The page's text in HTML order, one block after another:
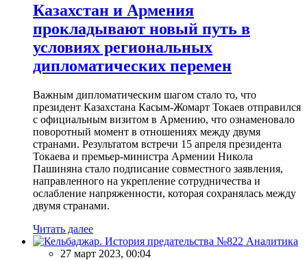
Казахстан и Армения
прокладывают новый путь в
условиях региональных
дипломатических перемен
Важным дипломатическим шагом стало то, что
президент Казахстана Касым-Жомарт Токаев отправился
с официальным визитом в Армению, что ознаменовало
поворотный момент в отношениях между двумя
странами. Результатом встречи 15 апреля президента
Токаева и премьер-министра Армении Никола
Пашиняна стало подписание совместного заявления,
направленного на укрепление сотрудничества и
ослабление напряженности, которая сохранялась между
двумя странами.
Читать далее
Аналитика
27 март 2023, 00:04